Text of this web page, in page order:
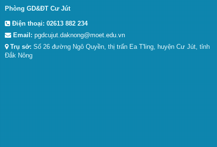
Phòng GD&ĐT Cư Jút
Điện thoại:02613 882 234
Email:pgdcujut.daknong@moet.edu.vn
Trụ sở:Số 26 đường Ngô Quyền, thị trấn Ea T'ling, huyện Cư Jút, tỉnh
Đắk Nông